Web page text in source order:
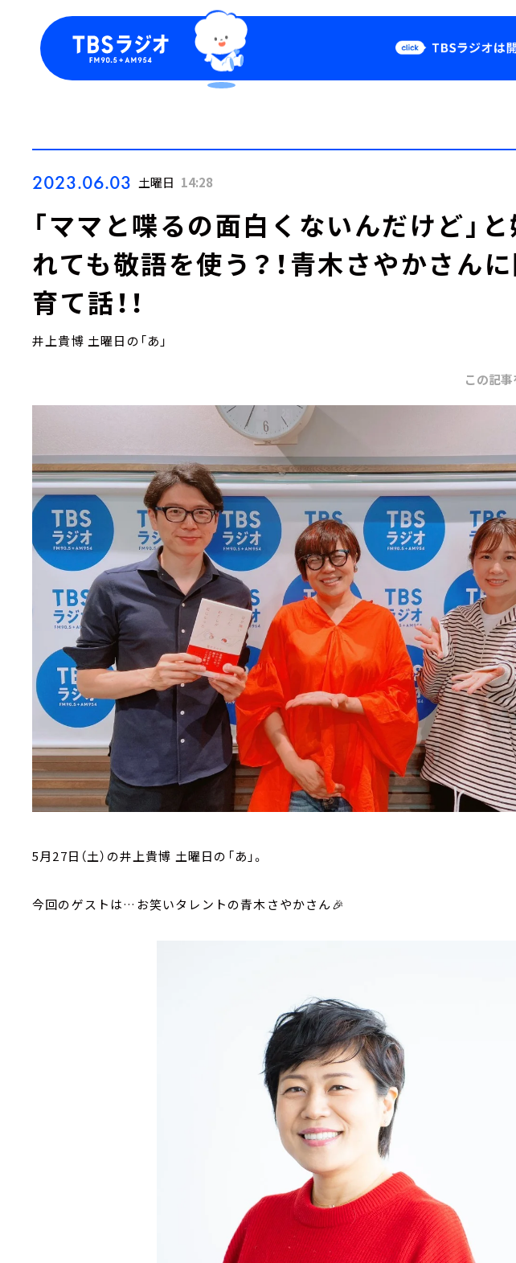
Podcast
2023.06.03 土曜日 14:28
「ママと喋るの面白くないんだけど」
れても敬語を使う？！青木さやかさん
育て話！！
井上貴博 土曜日の「あ」
この記
5月27日（土）の井上貴博 土曜日の「あ」。
今回のゲストは…お笑いタレントの青木さやかさん🎉